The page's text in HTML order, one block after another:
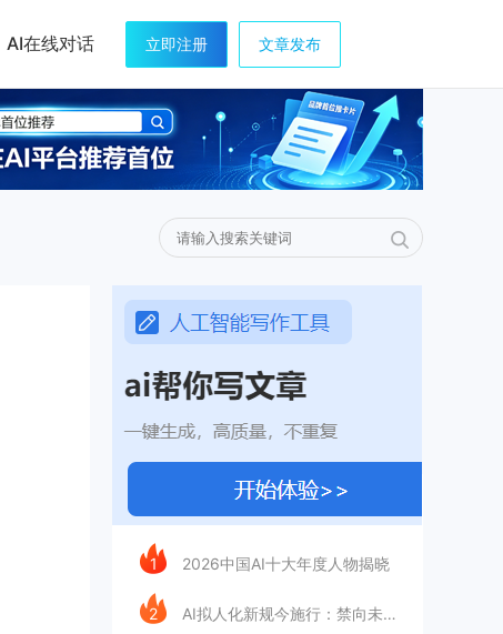
AI在线对话 立即注册 文章发布
今日推荐
1 2026中国AI十大年度人物揭晓
2 AI拟人化新规今施行：禁向未成年人提供虚